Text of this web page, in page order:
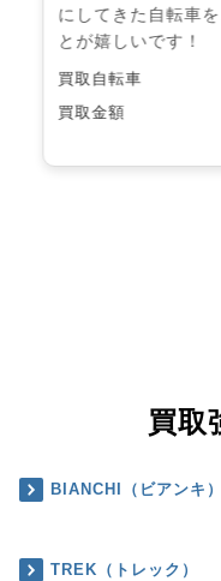
にしてきた自転車
とが嬉しいです！
買取自転車
買取金額
買取
BIANCHI（ビアンキ）
TREK（トレック）